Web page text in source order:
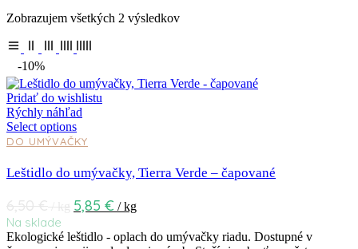
Zobrazujem všetkých 2 výsledkov
-10%
Pridať do wishlistu
Rýchly náhľad
Select options
DO UMÝVAČKY
Leštidlo do umývačky, Tierra Verde – čapované
5,85 € / kg
Na sklade
Ekologické leštidlo - oplach do umývačky riadu. Dostupné v